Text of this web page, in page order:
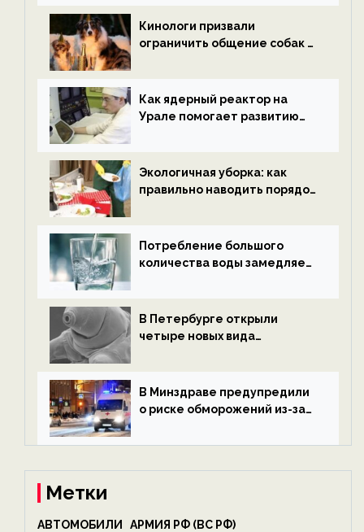
ECOportal
Кинологи призвали
ограничить общение собак с
ECOportal
Как ядерный реактор на
Урале помогает развитию
ECOportal
Экологичная уборка: как
правильно наводить порядок
Потребление большого
количества воды замедляет
В Петербурге открыли
четыре новых вида
экологии на ECOportal
В Минздраве предупредили
о риске обморожений из-за
на ECOportal
Метки
АВТОМОБИЛИ АРМИЯ РФ (ВС РФ)